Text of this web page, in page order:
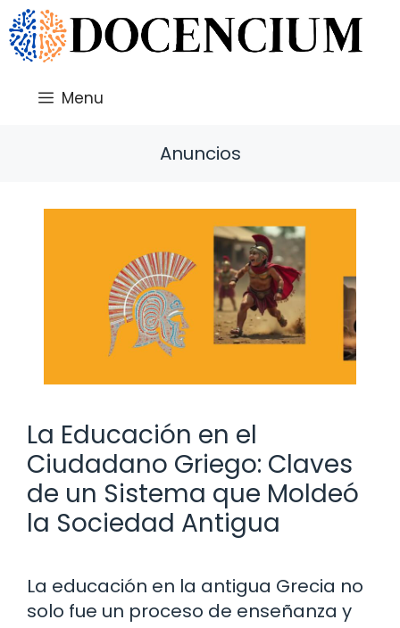
Saltar
al
contenido
Menu
Anuncios
La Educación en el
Ciudadano Griego: Claves
de un Sistema que Moldeó
la Sociedad Antigua
La educación en la antigua Grecia no
solo fue un proceso de enseñanza y